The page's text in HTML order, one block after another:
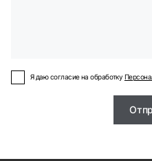
Я даю согласие на обработку